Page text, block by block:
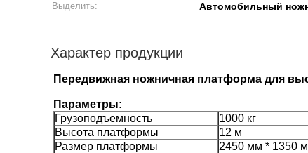
Выделить:
Автомобильный
Характер продукции
Передвижная ножничная платформа для
Параметры:
Грузоподъемность
1000 кг
Высота платформы
12 м
Размер платформы
2450 мм * 1350